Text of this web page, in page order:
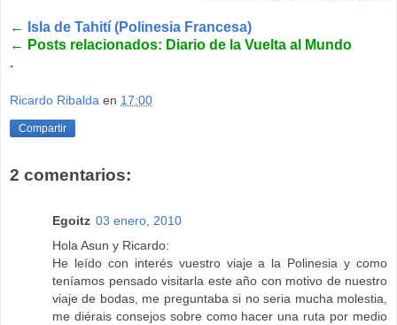
←
Isla de Tahití (Polinesia Francesa)
← Posts relacionados: Diario de la Vuelta al Mundo
.
Ricardo Ribalda en 17:00
Compartir
2 comentarios:
Egoitz 03 enero, 2010
Hola Asun y Ricardo:
He leído con interés vuestro viaje a la Polinesia y como
teníamos pensado visitarla este año con motivo de nuestro
viaje de bodas, me preguntaba si no seria mucha molestia,
me diérais consejos sobre como hacer una ruta por medio